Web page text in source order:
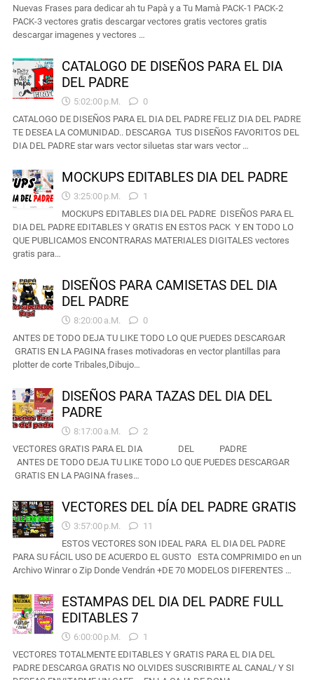
Nuevas Frases para dedicar ah tu Papà y a Tu Mamà PACK-1 PACK-2
PACK-3 vectores gratis descargar vectores gratis vectores gratis
descargar imagenes y vectores …
CATALOGO DE DISEÑOS PARA EL DIA
DEL PADRE
5:02:00 P.m.
0
CATALOGO DE DISEÑOS PARA EL DIA DEL PADRE FELIZ DIA DEL PADRE
TE DESEA LA COMUNIDAD.. DESCARGA TUS DISEÑOS FAVORITOS DEL
DIA DEL PADRE star wars vector siluetas star wars vector …
MOCKUPS EDITABLES DIA DEL PADRE
3:25:00 P.m.
1
MOCKUPS EDITABLES DIA DEL PADRE DISEÑOS PARA EL
DIA DEL PADRE EDITABLES Y GRATIS EN ESTOS PACK Y EN TODO LO
QUE PUBLICAMOS ENCONTRARAS MATERIALES DIGITALES vectores
gratis para…
DISEÑOS PARA CAMISETAS DEL DIA
DEL PADRE
8:20:00 A.m.
0
ANTES DE TODO DEJA TU LIKE TODO LO QUE PUEDES DESCARGAR
GRATIS EN LA PAGINA frases motivadoras en vector plantillas para
plotter de corte Tribales,Dibujo…
DISEÑOS PARA TAZAS DEL DIA DEL
PADRE
8:17:00 A.m.
2
VECTORES GRATIS PARA EL DIA DEL PADRE
ANTES DE TODO DEJA TU LIKE TODO LO QUE PUEDES DESCARGAR
GRATIS EN LA PAGINA frases…
VECTORES DEL DÍA DEL PADRE GRATIS
3:57:00 P.m.
11
ESTOS VECTORES SON IDEAL PARA EL DIA DEL PADRE
PARA SU FÁCIL USO DE ACUERDO EL GUSTO ESTA COMPRIMIDO en un
Archivo Winrar o Zip Donde Vendrán +DE 70 MODELOS DIFERENTES …
ESTAMPAS DEL DIA DEL PADRE FULL
EDITABLES 7
6:00:00 P.m.
1
VECTORES TOTALMENTE EDITABLES Y GRATIS PARA EL DIA DEL
PADRE DESCARGA GRATIS NO OLVIDES SUSCRIBIRTE AL CANAL/ Y SI